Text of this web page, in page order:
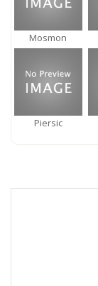
Mosmon
Piersic